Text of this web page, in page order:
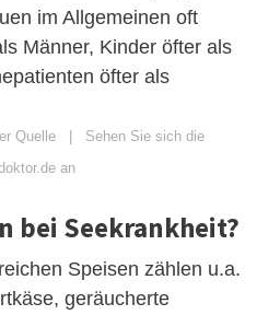
im Allgemeinen oft
Männer, Kinder öfter als
öfter als
Quelle | Sehen Sie sich die
an
bei Seekrankheit?
Speisen zählen u.a.
geräucherte